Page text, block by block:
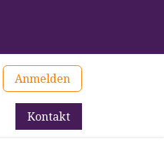
Anmelden
Mieten
Kontakt